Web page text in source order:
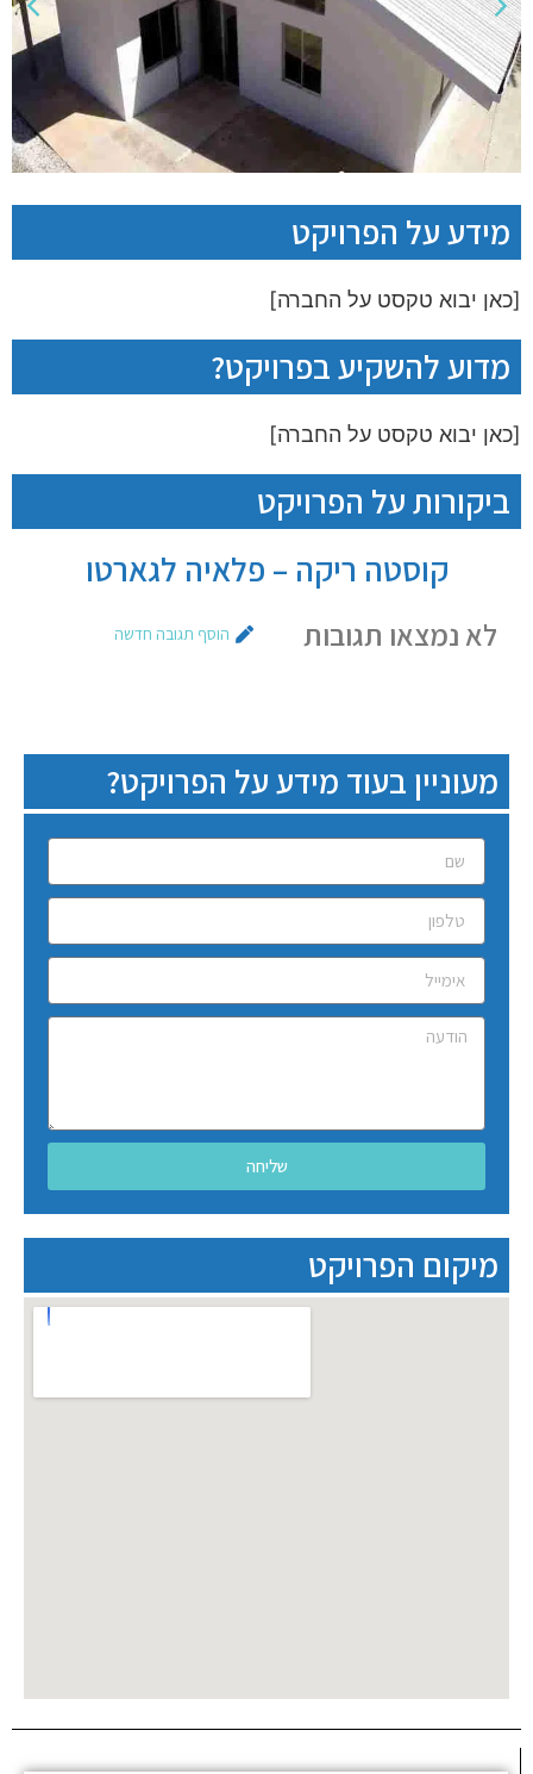
מידע על הפרויקט
[כאן יבוא טקסט על החברה]
מדוע להשקיע בפרויקט?
[כאן יבוא טקסט על החברה]
ביקורות על הפרויקט
קוסטה ריקה – פלאיה לגארטו
לא נמצאו תגובות הוסף תגובה חדשה
מעוניין בעוד מידע על הפרויקט?
שליחה
מיקום הפרויקט